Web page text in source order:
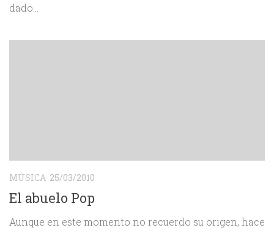
dado...
MÚSICA 25/03/2010
El abuelo Pop
Aunque en este momento no recuerdo su origen, hace